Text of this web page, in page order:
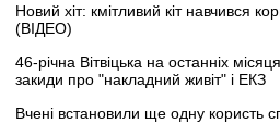
Новий хіт: кмітливий кіт навчився
(ВІДЕО)
46-річна Вітвіцька на останніх
закиди про "накладний живіт" і ЕКЗ
Вчені встановили ще одну користь